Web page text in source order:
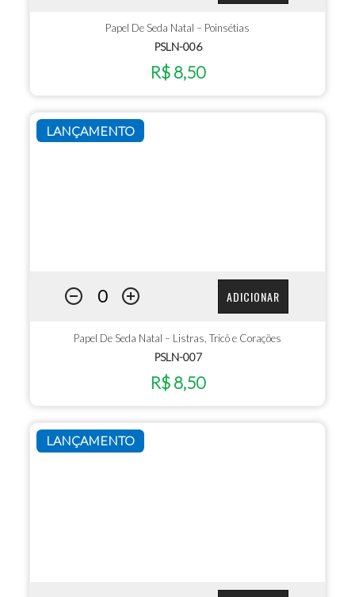
Papel De Seda Natal – Poinsétias
PSLN-006
R$ 8,50
LANÇAMENTO
ADICIONAR
Papel De Seda Natal – Listras, Tricô e Corações
PSLN-007
R$ 8,50
LANÇAMENTO